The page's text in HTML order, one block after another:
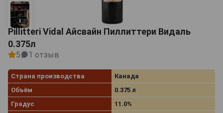
Pillitteri Vidal Айсвайн Пиллиттери Видаль
0.375л
5 1 отзыв
Страна производства
Канада
Объём
0.375 л
Градус
11.0%